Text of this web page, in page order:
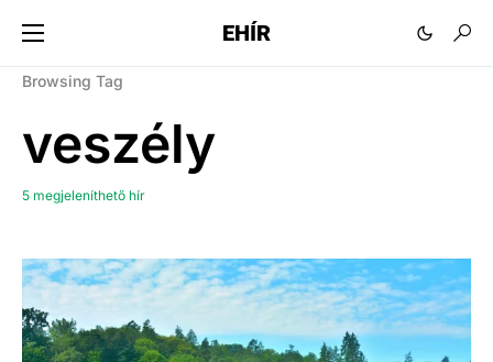
EHÍR
Browsing Tag
veszély
5 megjeleníthető hír